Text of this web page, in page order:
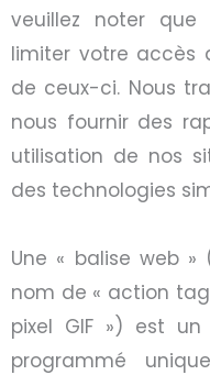
veuillez noter
limiter votre accès
de ceux-ci. Nous
nous fournir des
utilisation de nos
des technologies
Une « balise web»
nom de « action tag
pixel GIF») est un
programmé